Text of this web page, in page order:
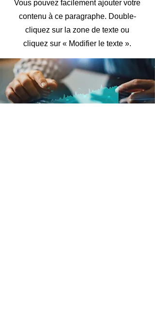
Vous pouvez facilement ajouter votre
contenu à ce paragraphe. Double-
cliquez sur la zone de texte ou
cliquez sur « Modifier le texte ».